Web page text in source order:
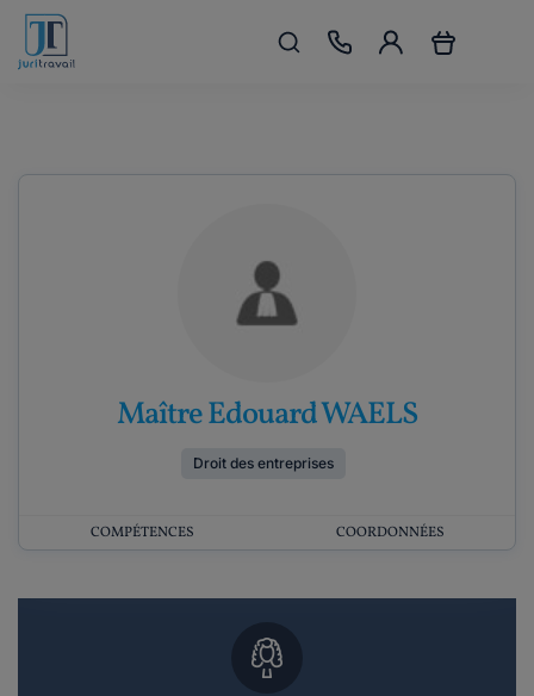
Maître Edouard WAELS
Droit des entreprises
COMPÉTENCES COORDONNÉES